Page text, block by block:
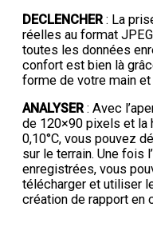
DECLENCHER: La
réelles au format
toutes les données
confort est bien là
forme de votre main
ANALYSER: Avec
de 120×90 pixels et la
0,10°C, vous pouvez
sur le terrain. Une fois
enregistrées, vous
télécharger et utiliser
création de rapport en